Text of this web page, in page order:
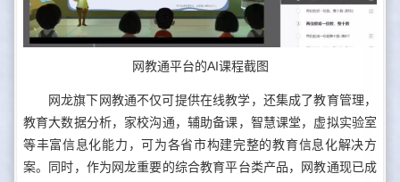
网教通平台的AI课程截图
网龙旗下网教通不仅可提供在线教学，还集成了教育管理，
教育大数据分析，家校沟通，辅助备课，智慧课堂，虚拟实验室
等丰富信息化能力，可为各省市构建完整的教育信息化解决方
案。同时，作为网龙重要的综合教育平台类产品，网教通现已成